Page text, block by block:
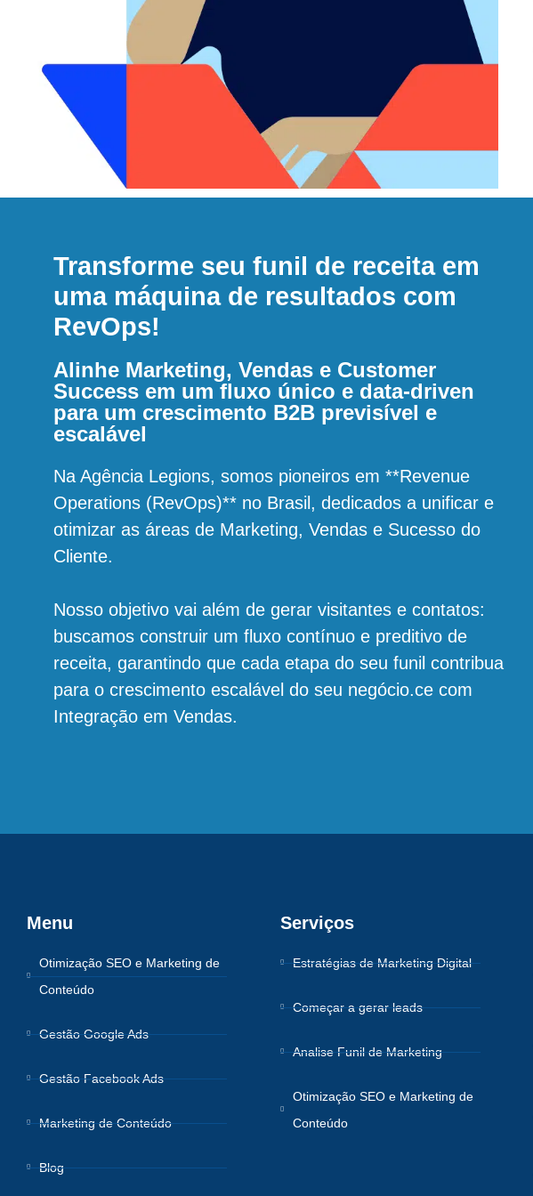
Transforme seu funil de receita em
uma máquina de resultados com
RevOps!
Alinhe Marketing, Vendas e Customer
Success em um fluxo único e data-driven
para um crescimento B2B previsível e
escalável
Na Agência Legions, somos pioneiros em **Revenue
Operations (RevOps)** no Brasil, dedicados a unificar e
otimizar as áreas de Marketing, Vendas e Sucesso do
Cliente.
Nosso objetivo vai além de gerar visitantes e contatos:
buscamos construir um fluxo contínuo e preditivo de
receita, garantindo que cada etapa do seu funil contribua
para o crescimento escalável do seu negócio.ce com
Integração em Vendas.
Menu
Otimização SEO e Marketing de
Conteúdo
Gestão Google Ads
Gestão Facebook Ads
Marketing de Conteúdo
Blog
Serviços
Estratégias de Marketing Digital
Começar a gerar leads
Analise Funil de Marketing
Otimização SEO e Marketing de
Conteúdo